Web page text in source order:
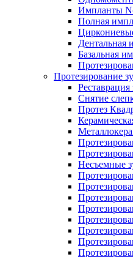
Импланты
Полная
Дентальная
Базальная
Протезирование
Снятие
Протез
Несъемные